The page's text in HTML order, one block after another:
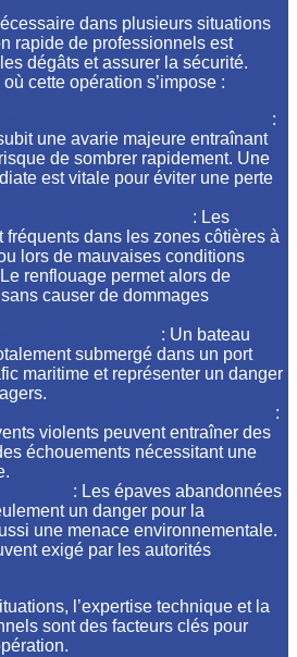
dans plusieurs situations
rapide de professionnels est
dégâts et assurer la sécurité.
cette opération s’impose :
:
une avarie majeure entraînant
de sombrer rapidement. Une
est vitale pour éviter une perte
: Les
fréquents dans les zones côtières à
lors de mauvaises conditions
renflouage permet alors de
causer de dommages
: Un bateau
submergé dans un port
maritime et représenter un danger
:
violents peuvent entraîner des
échouements nécessitant une
: Les épaves abandonnées
un danger pour la
une menace environnementale.
exigé par les autorités
l’expertise technique et la
sont des facteurs clés pour